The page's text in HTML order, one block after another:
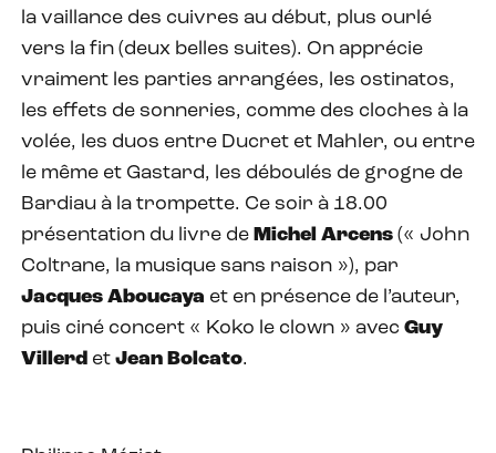
la vaillance des cuivres au début, plus ourlé
vers la fin (deux belles suites). On apprécie
vraiment les parties arrangées, les ostinatos,
les effets de sonneries, comme des cloches à la
volée, les duos entre Ducret et Mahler, ou entre
le même et Gastard, les déboulés de grogne de
Bardiau à la trompette. Ce soir à 18.00
présentation du livre de Michel Arcens (« John
Coltrane, la musique sans raison »), par
Jacques Aboucaya et en présence de l’auteur,
puis ciné concert « Koko le clown » avec Guy
Villerd et Jean Bolcato.